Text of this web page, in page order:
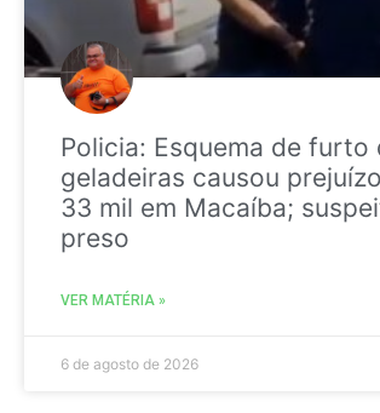
Policia: Esquema de furto
geladeiras causou
33 mil em Macaíba;
preso
VER MATÉRIA »
6 de agosto de 2026